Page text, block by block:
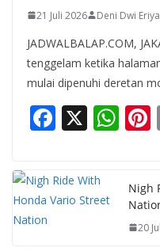
21 Juli 2026 Deni Dwi
JADWALBALAP.COM,
tenggelam ketika
mulai dipenuhi deretan
F
e
b
X W
s
A
Nigh
20